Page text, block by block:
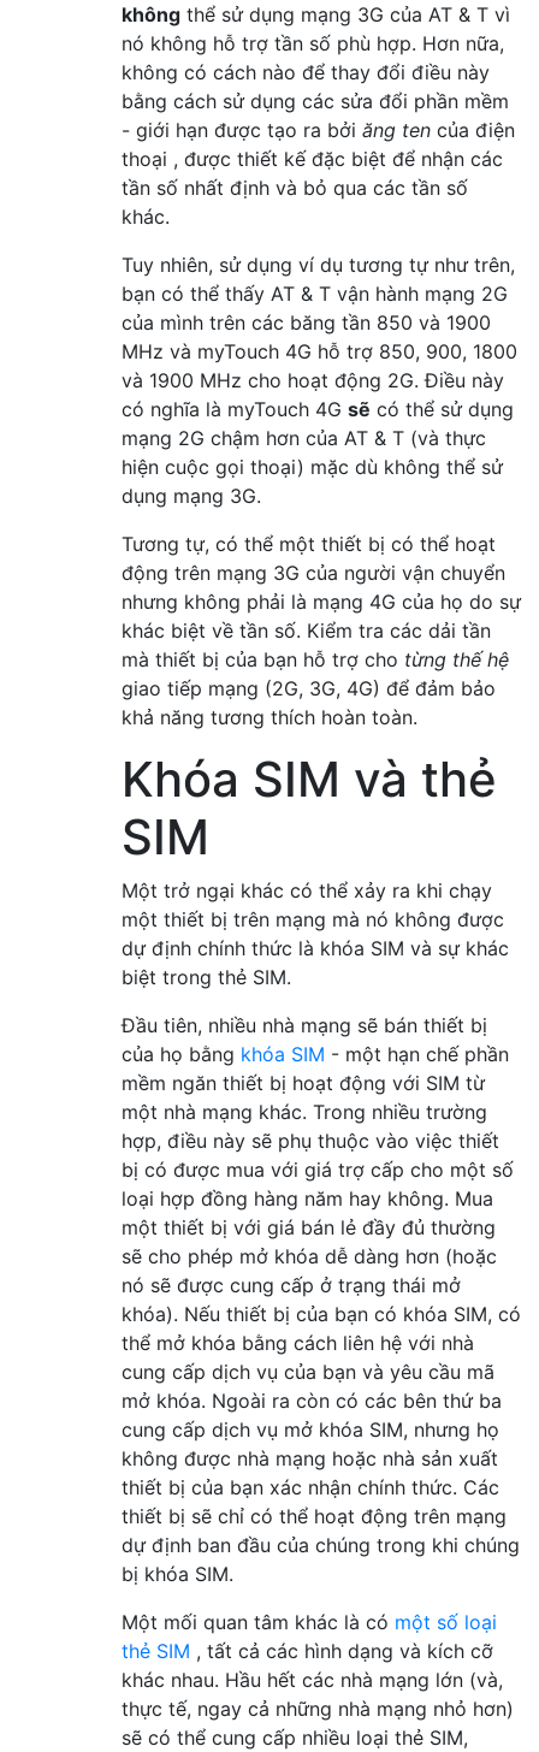
không thể sử dụng mạng 3G của AT & T vì
nó không hỗ trợ tần số phù hợp. Hơn nữa,
không có cách nào để thay đổi điều này
bằng cách sử dụng các sửa đổi phần mềm
- giới hạn được tạo ra bởi ăng ten của điện
thoại , được thiết kế đặc biệt để nhận các
tần số nhất định và bỏ qua các tần số
khác.
Tuy nhiên, sử dụng ví dụ tương tự như trên,
bạn có thể thấy AT & T vận hành mạng 2G
của mình trên các băng tần 850 và 1900
MHz và myTouch 4G hỗ trợ 850, 900, 1800
và 1900 MHz cho hoạt động 2G. Điều này
có nghĩa là myTouch 4G sẽ có thể sử dụng
mạng 2G chậm hơn của AT & T (và thực
hiện cuộc gọi thoại) mặc dù không thể sử
dụng mạng 3G.
Tương tự, có thể một thiết bị có thể hoạt
động trên mạng 3G của người vận chuyển
nhưng không phải là mạng 4G của họ do sự
khác biệt về tần số. Kiểm tra các dải tần
mà thiết bị của bạn hỗ trợ cho từng thế hệ
giao tiếp mạng (2G, 3G, 4G) để đảm bảo
khả năng tương thích hoàn toàn.
Khóa SIM và thẻ
SIM
Một trở ngại khác có thể xảy ra khi chạy
một thiết bị trên mạng mà nó không được
dự định chính thức là khóa SIM và sự khác
biệt trong thẻ SIM.
Đầu tiên, nhiều nhà mạng sẽ bán thiết bị
của họ bằng khóa SIM - một hạn chế phần
mềm ngăn thiết bị hoạt động với SIM từ
một nhà mạng khác. Trong nhiều trường
hợp, điều này sẽ phụ thuộc vào việc thiết
bị có được mua với giá trợ cấp cho một số
loại hợp đồng hàng năm hay không. Mua
một thiết bị với giá bán lẻ đầy đủ thường
sẽ cho phép mở khóa dễ dàng hơn (hoặc
nó sẽ được cung cấp ở trạng thái mở
khóa). Nếu thiết bị của bạn có khóa SIM, có
thể mở khóa bằng cách liên hệ với nhà
cung cấp dịch vụ của bạn và yêu cầu mã
mở khóa. Ngoài ra còn có các bên thứ ba
cung cấp dịch vụ mở khóa SIM, nhưng họ
không được nhà mạng hoặc nhà sản xuất
thiết bị của bạn xác nhận chính thức. Các
thiết bị sẽ chỉ có thể hoạt động trên mạng
dự định ban đầu của chúng trong khi chúng
bị khóa SIM.
Một mối quan tâm khác là có một số loại
thẻ SIM , tất cả các hình dạng và kích cỡ
khác nhau. Hầu hết các nhà mạng lớn (và,
thực tế, ngay cả những nhà mạng nhỏ hơn)
sẽ có thể cung cấp nhiều loại thẻ SIM,